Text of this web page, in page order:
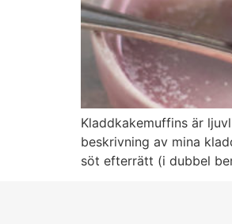
Kladdkakemuffins är
beskrivning av mina
söt efterrätt (i dubbel